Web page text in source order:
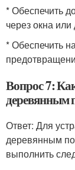
* Обеспечить
через окна
* Обеспечить
Вопрос 7:
деревянным
Ответ: Для
деревянным
выполнить